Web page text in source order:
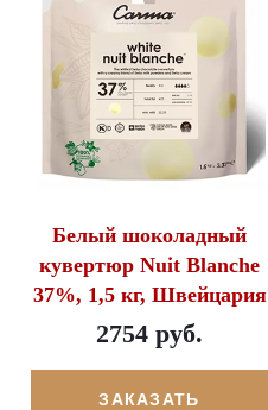
Белый шоколадный
кувертюр Nuit Blanche
37%, 1,5 кг, Швейцария
2754 руб.
ЗАКАЗАТЬ